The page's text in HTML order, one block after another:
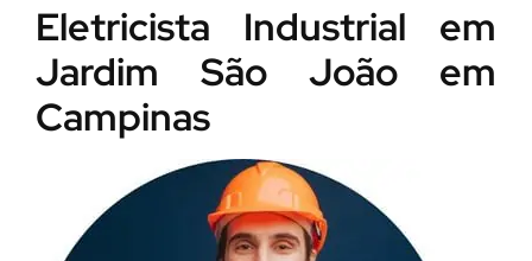
Eletricista Industrial em
Jardim São João em
Campinas